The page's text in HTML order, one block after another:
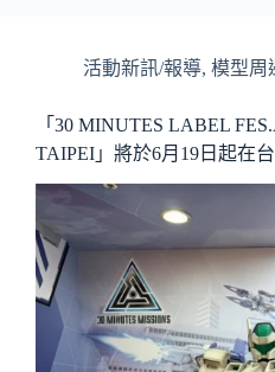
活動新訊/報導, 模型周
「30 MINUTES LABEL
TAIPEI」將於6月19日起在